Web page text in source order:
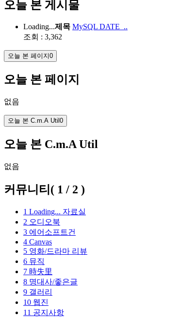
오늘 본 게시물
Loading...제목 MySQL DATE_..
조회 : 3,362
오늘 본 페이지0
오늘 본 페이지
없음
오늘 본 C.m.A Util 0
오늘 본 C.m.A Util
없음
커뮤니티 ( 1 / 2 )
1 Loading... 자료실
2 오디오북
3 에어소프트건
4 Canvas
5 영화/드라마 리뷰
6 뮤직
7 時失里
8 명대사/좋은글
9 갤러리
10 웹진
11 공지사항